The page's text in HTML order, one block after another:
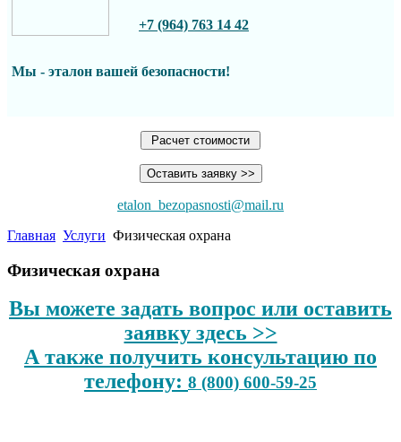
+7 (964) 763 14 42
Мы - эталон вашей безопасности!
Расчет стоимости
Оставить заявку >>
etalon_bezopasnosti@mail.ru
Главная Услуги Физическая охрана
Физическая охрана
Вы можете задать вопрос или оставить
заявку здесь >>
А также получить консультацию по
телефону: 8 (800) 600-59-25